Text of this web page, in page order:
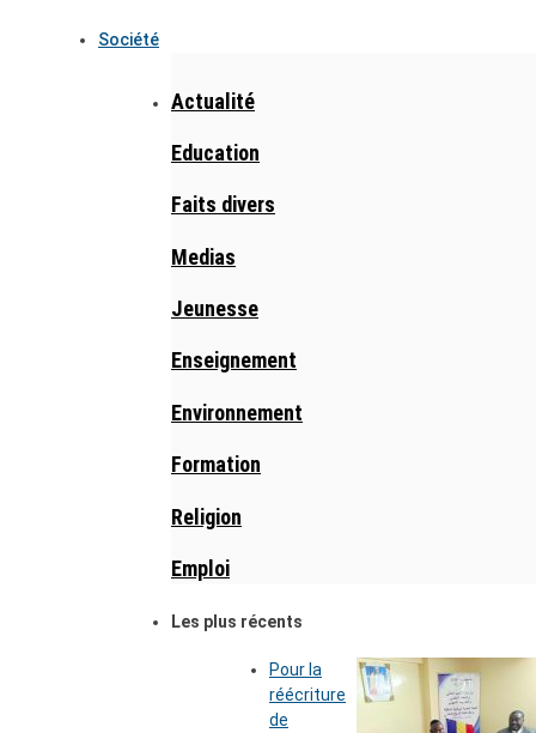
Société
Actualité
Education
Faits divers
Medias
Jeunesse
Enseignement
Environnement
Formation
Religion
Emploi
Les plus récents
Pour la
réécriture
de